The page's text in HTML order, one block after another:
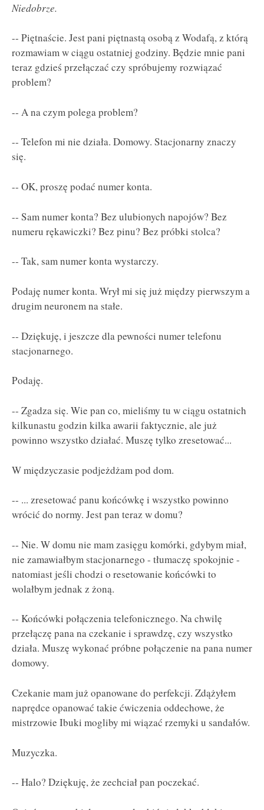
Niedobrze.
-- Piętnaście. Jest pani piętnastą osobą z Wodafą, z którą
rozmawiam w ciągu ostatniej godziny. Będzie mnie pani
teraz gdzieś przełączać czy spróbujemy rozwiązać
problem?
-- A na czym polega problem?
-- Telefon mi nie działa. Domowy. Stacjonarny znaczy
się.
-- OK, proszę podać numer konta.
-- Sam numer konta? Bez ulubionych napojów? Bez
numeru rękawiczki? Bez pinu? Bez próbki stolca?
-- Tak, sam numer konta wystarczy.
Podaję numer konta. Wrył mi się już między pierwszym a
drugim neuronem na stałe.
-- Dziękuję, i jeszcze dla pewności numer telefonu
stacjonarnego.
Podaję.
-- Zgadza się. Wie pan co, mieliśmy tu w ciągu ostatnich
kilkunastu godzin kilka awarii faktycznie, ale już
powinno wszystko działać. Muszę tylko zresetować...
W międzyczasie podjeżdżam pod dom.
-- ... zresetować panu końcówkę i wszystko powinno
wrócić do normy. Jest pan teraz w domu?
-- Nie. W domu nie mam zasięgu komórki, gdybym miał,
nie zamawiałbym stacjonarnego - tłumaczę spokojnie -
natomiast jeśli chodzi o resetowanie końcówki to
wolałbym jednak z żoną.
-- Końcówki połączenia telefonicznego. Na chwilę
przełączę pana na czekanie i sprawdzę, czy wszystko
działa. Muszę wykonać próbne połączenie na pana numer
domowy.
Czekanie mam już opanowane do perfekcji. Zdążyłem
naprędce opanować takie ćwiczenia oddechowe, że
mistrzowie Ibuki mogliby mi wiązać rzemyki u sandałów.
Muzyczka.
-- Halo? Dziękuję, że zechciał pan poczekać.